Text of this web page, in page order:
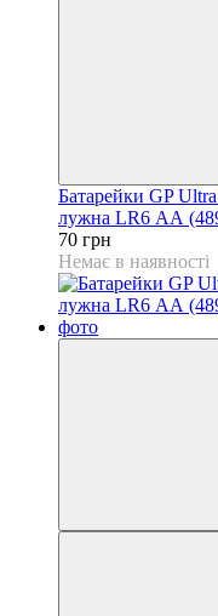
Батарейки GP
лужна LR6 АА
70 грн
Немає в наявності